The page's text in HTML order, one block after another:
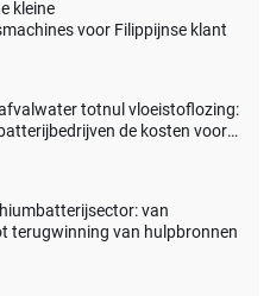
kleine
voor Filippijnse klant
totnul vloeistoflozing:
de kosten voor
van
terugwinning van hulpbronnen